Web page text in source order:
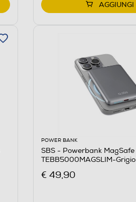
AGGIUNGI
POWER BANK
SBS - Powerbank MagSafe
TEBB5000MAGSLIM-Grigio
€ 49,90